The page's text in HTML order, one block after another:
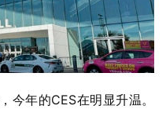
今年的CES在明显升温。